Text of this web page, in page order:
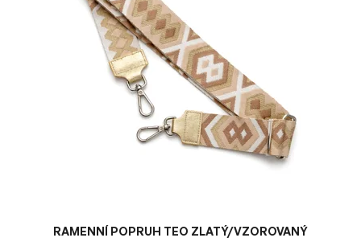
RAMENNÍ POPRUH TEO ZLATÝ/VZOROVANÝ